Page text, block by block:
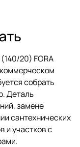
20) FORA
собрать
Деталь
замене
сантехнических
и участков с